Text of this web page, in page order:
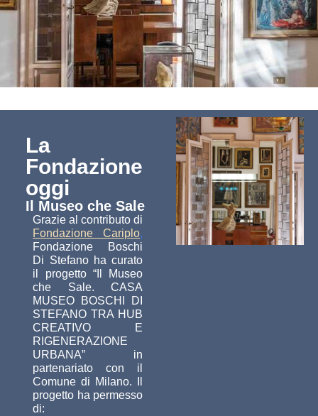
La
Fondazione
oggi
Il Museo che Sale
Grazie al contributo di
Fondazione Cariplo,
Fondazione Boschi
Di Stefano ha curato
il progetto “Il Museo
che Sale. CASA
MUSEO BOSCHI DI
STEFANO TRA HUB
CREATIVO E
RIGENERAZIONE
URBANA” in
partenariato con il
Comune di Milano.
progetto ha permesso
di: